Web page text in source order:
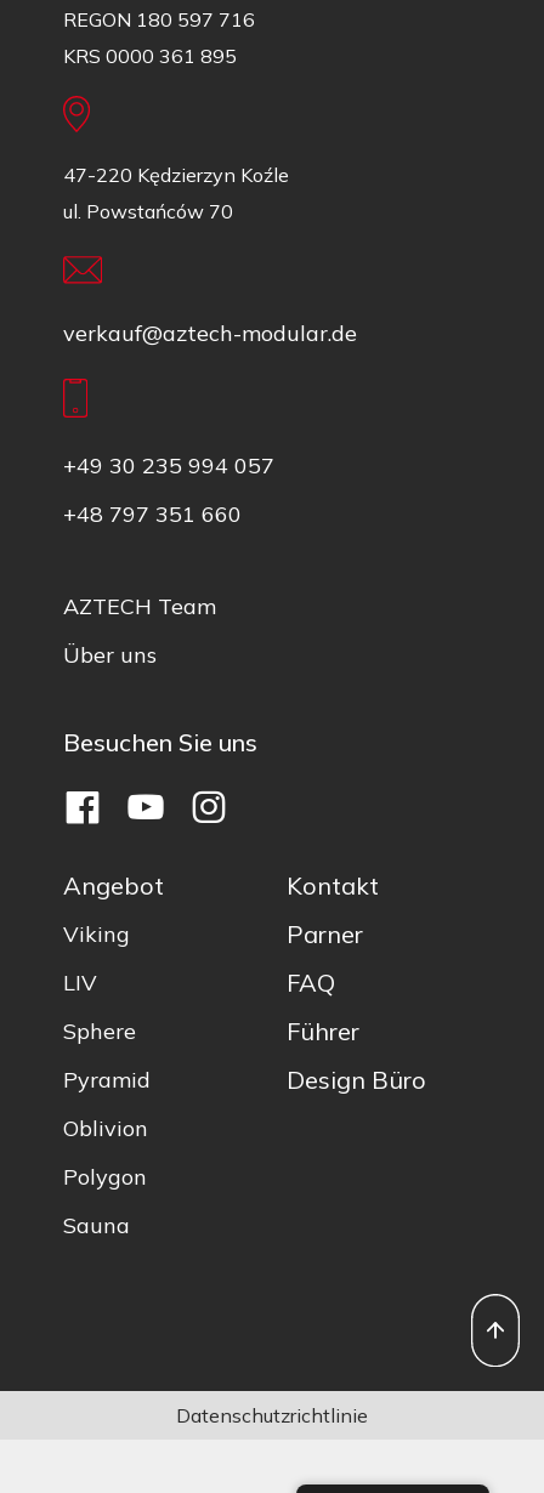
REGON 180 597 716
KRS 0000 361 895
47-220 Kędzierzyn Koźle
ul. Powstańców 70
verkauf@aztech-modular.de
+49 30 235 994 057
+48 797 351 660
AZTECH Team
Über uns
Besuchen Sie uns
Angebot
Viking
LIV
Sphere
Pyramid
Oblivion
Polygon
Sauna
Kontakt
Parner
FAQ
Führer
Design Büro
Datenschutzrichtlinie